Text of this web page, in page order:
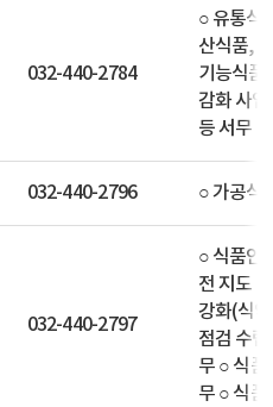
032-440-2784
○ 유통식
산식품,
기능식품
감화 사
등 서무
032-440-2796 ○ 가공식
032-440-2797
○ 식품안
전 지도‧
강화(식
점검 수
무 ○ 식품
무 ○ 식품